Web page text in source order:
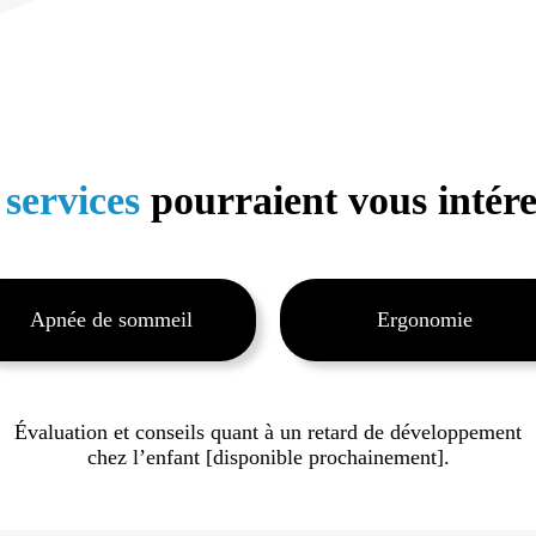
pourraient vous
Apnée de sommeil Ergonomie
Évaluation et conseils quant à un retard de développement
chez l’enfant [disponible prochainement].